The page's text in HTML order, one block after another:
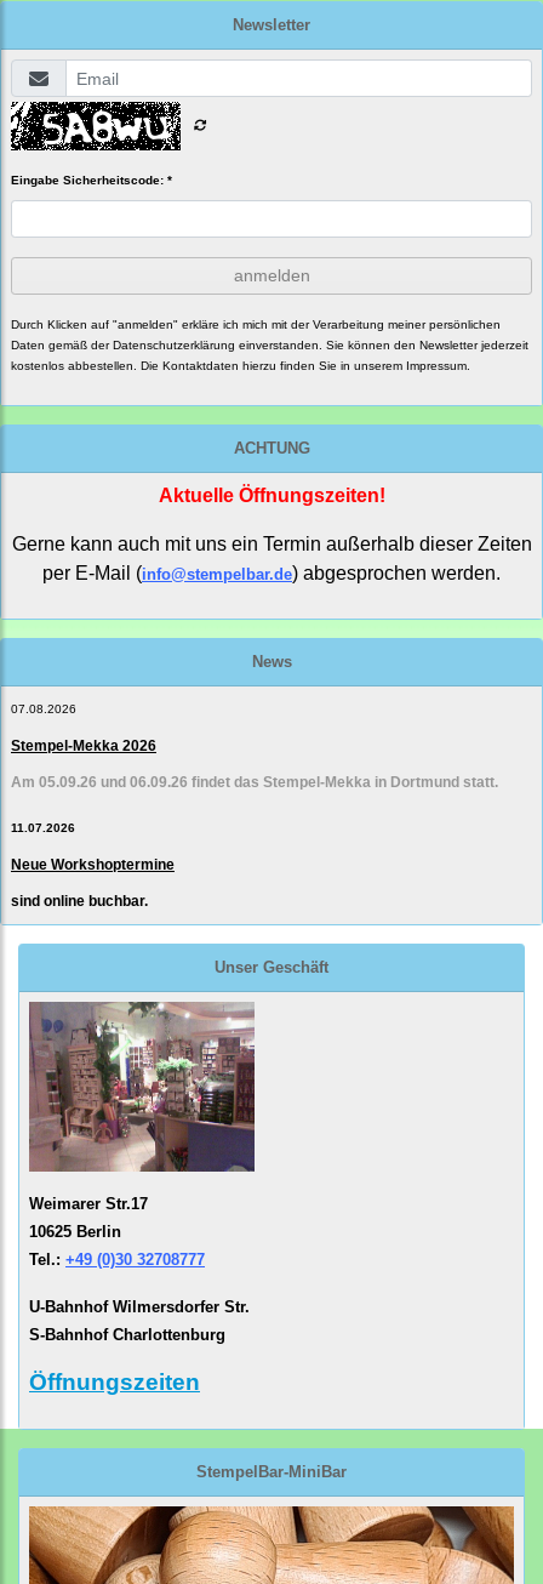
Newsletter
Eingabe Sicherheitscode: *
anmelden
Durch Klicken auf "anmelden" erkläre ich mich mit der Verarbeitung meiner persönlichen
Daten gemäß derDatenschutzerklärung einverstanden. Sie können den Newsletter jederzeit
kostenlos abbestellen. Die Kontaktdaten hierzu finden Sie in unserem Impressum.
ACHTUNG
Aktuelle Öffnungszeiten!
Gerne kann auch mit uns ein Termin außerhalb dieser Zeiten
per E-Mail (info@stempelbar.de) abgesprochen werden.
News
07.08.2026
Stempel-Mekka 2026
Am 05.09.26 und 06.09.26 findet das Stempel-Mekka in Dortmund statt.
11.07.2026
Neue Workshoptermine
sind online buchbar.
Unser Geschäft
Weimarer Str.17
10625 Berlin
Tel.: +49 (0)30 32708777
U-Bahnhof Wilmersdorfer Str.
S-Bahnhof Charlottenburg
Öffnungszeiten
StempelBar-MiniBar